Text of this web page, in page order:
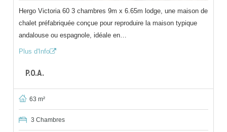
Hergo Victoria 60 3 chambres 9m x 6.65m lodge, une maison de
chalet préfabriquée conçue pour reproduire la maison typique
andalouse ou espagnole, idéale en…
Plus d'Info
P.O.A.
63 m²
3 Chambres